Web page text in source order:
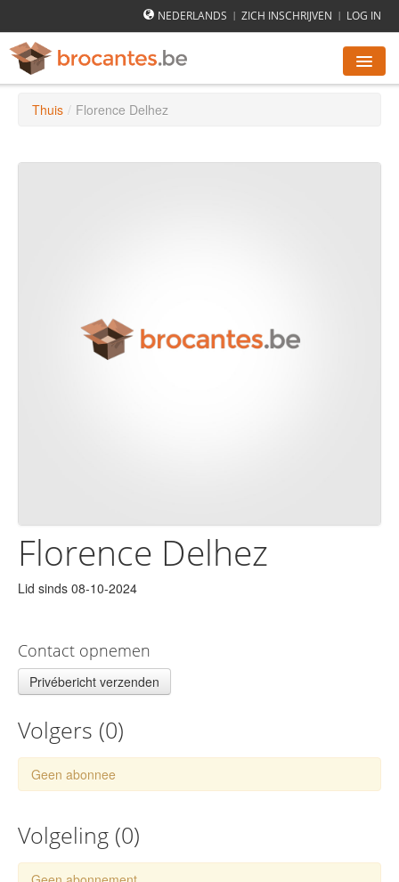
NEDERLANDS | ZICH INSCHRIJVEN | LOG IN
ROMMELMARKTEN AGENDA
STEDEN
Thuis / Florence Delhez
Florence Delhez
Lid sinds 08-10-2024
Contact opnemen
Privébericht verzenden
Volgers (0)
Geen abonnee
Volgeling (0)